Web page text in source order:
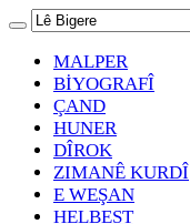
MALPER
BİYOGRAFÎ
ÇAND
HUNER
DÎROK
ZIMANÊ KURDÎ
E WEŞAN
HELBEST